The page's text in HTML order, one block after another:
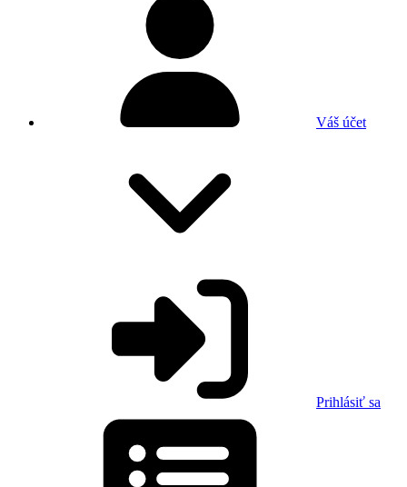
Váš účet
Prihlásiť sa